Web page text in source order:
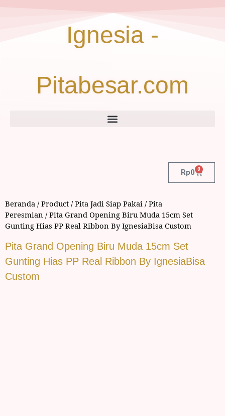
Ignesia -
Pitabesar.com
Rp0 0
Beranda /Product /Pita Jadi Siap Pakai /Pita
Peresmian / Pita Grand Opening Biru Muda 15cm Set
Gunting Hias PP Real Ribbon By IgnesiaBisa Custom
Pita Grand Opening Biru Muda 15cm Set
Gunting Hias PP Real Ribbon By IgnesiaBisa
Custom